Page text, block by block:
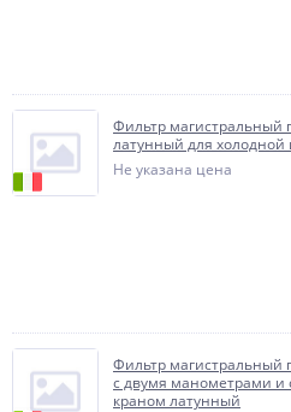
Фильтр магистральный
латунный для холодной
Не указана цена
Фильтр магистральный
с двумя манометрами
краном латунный